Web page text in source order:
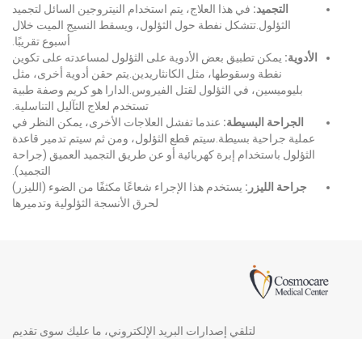
التجميد: في هذا العلاج، يتم استخدام النيتروجين السائل لتجميد
الثؤلول.تتشكل نفطة حول الثؤلول، ويسقط النسيج الميت خلال
أسبوع تقريبًا.
الأدوية: يمكن تطبيق بعض الأدوية على الثؤلول لمساعدته على تكوين
نفطة وسقوطها، مثل الكانثاريدين.يتم حقن أدوية أخرى، مثل
بليوميسين، في الثؤلول لقتل الفيروس.الدارا هو كريم وصفة طبية
تستخدم لعلاج الثآليل التناسلية.
الجراحة البسيطة: عندما تفشل العلاجات الأخرى، يمكن النظر في
عملية جراحية بسيطة.سيتم قطع الثؤلول، ومن ثم سيتم تدمير قاعدة
الثؤلول باستخدام إبرة كهربائية أو عن طريق التجميد العميق (جراحة
التجميد).
جراحة الليزر: يستخدم هذا الإجراء شعاعًا مكثفًا من الضوء (الليزر)
لحرق الأنسجة الثؤلولية وتدميرها
لتلقي إصدارات البريد الإلكتروني، ما عليك سوى تقديم